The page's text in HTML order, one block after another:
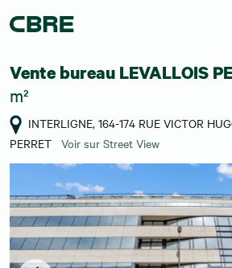
Vente bureau LEVALLOIS
m²
INTERLIGNE, 164-174 RUE VICTOR
PERRET Voir sur Street View